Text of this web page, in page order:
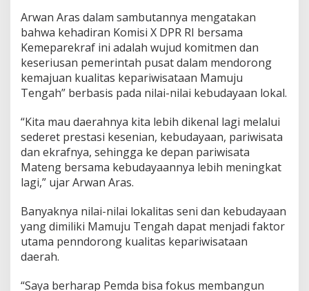
r
w
s
a
t
Arwan Aras dalam sambutannya mengatakan
bahwa kehadiran Komisi X DPR RI bersama
Kemeparekraf ini adalah wujud komitmen dan
keseriusan pemerintah pusat dalam mendorong
kemajuan kualitas kepariwisataan Mamuju
Tengah” berbasis pada nilai-nilai kebudayaan lokal.
“Kita mau daerahnya kita lebih dikenal lagi melalui
sederet prestasi kesenian, kebudayaan, pariwisata
dan ekrafnya, sehingga ke depan pariwisata
Mateng bersama kebudayaannya lebih meningkat
lagi,” ujar Arwan Aras.
Banyaknya nilai-nilai lokalitas seni dan kebudayaan
yang dimiliki Mamuju Tengah dapat menjadi faktor
utama penndorong kualitas kepariwisataan
daerah.
“Saya berharap Pemda bisa fokus membangun